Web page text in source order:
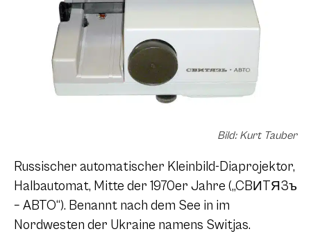
Bild: Kurt Tauber
Russischer automatischer Kleinbild-Diaprojektor,
Halbautomat, Mitte der 1970er Jahre („CBИTЯ3ъ
– ABTO“). Benannt nach dem See in im
Nordwesten der Ukraine namens Switjas.